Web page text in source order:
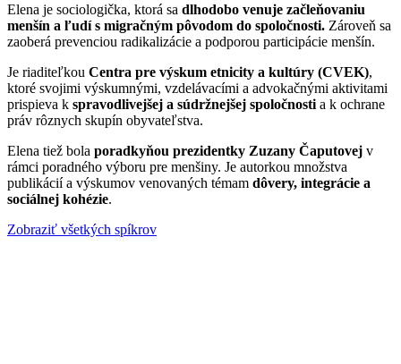
Elena je sociologička, ktorá sa dlhodobo venuje začleňovaniu
menšín a ľudí s migračným pôvodom do spoločnosti. Zároveň sa
zaoberá prevenciou radikalizácie a podporou participácie menšín.
Je riaditeľkou Centra pre výskum etnicity a kultúry (CVEK),
ktoré svojimi výskumnými, vzdelávacími a advokačnými aktivitami
prispieva k spravodlivejšej a súdržnejšej spoločnosti a k ochrane
práv rôznych skupín obyvateľstva.
Elena tiež bola poradkyňou prezidentky Zuzany Čaputovej v
rámci poradného výboru pre menšiny. Je autorkou množstva
publikácií a výskumov venovaných témam dôvery, integrácie a
sociálnej kohézie.
Zobraziť všetkých spíkrov